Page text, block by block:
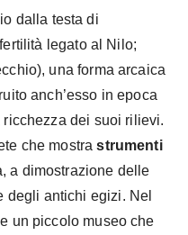
dalla testa di
legato al Nilo;
una forma arcaica
anch’esso in epoca
dei suoi rilievi.
che mostrastrumenti
a dimostrazione delle
degli antichi egizi. Nel
un piccolo museo che